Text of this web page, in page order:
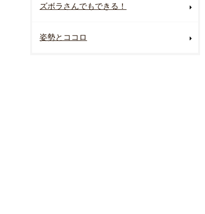
ズボラさんでもできる！
姿勢とココロ